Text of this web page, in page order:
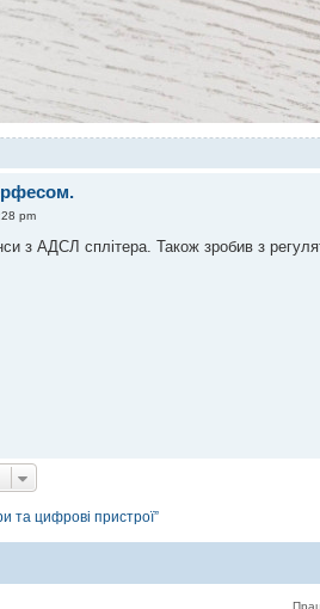
pm
з АДСЛ сплітера. Також зробив з
та цифрові пристрої”